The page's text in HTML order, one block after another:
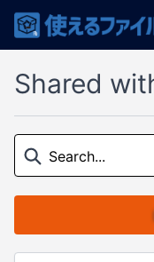
Shared